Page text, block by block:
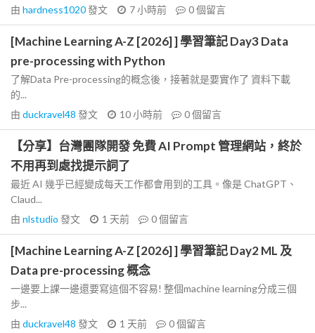
由 hardness1020發文 7 小時前 0個留言
[Machine Learning A-Z [2026] ] 學習筆記 Day3 Data
pre-processing with Python
了解Data Pre-processing的概念後，接著就是要實作了 資料下載
的...
由 duckravel48 發文 10 小時前 0個留言
【分享】台灣團隊開發 免費 AI Prompt 管理網站，終於
不用再到處找提示詞了
最近 AI 幾乎已經變成每天工作都會用到的工具。像是 ChatGPT、
Claud...
由 nlstudio 發文 1 天前 0個留言
[Machine Learning A-Z [2026] ] 學習筆記 Day2 ML 及
Data pre-processing 概念
一邊要上課一邊還要寫這個不容易! 整個machine learning分成三個
步...
由 duckravel48 發文 1 天前 0個留言